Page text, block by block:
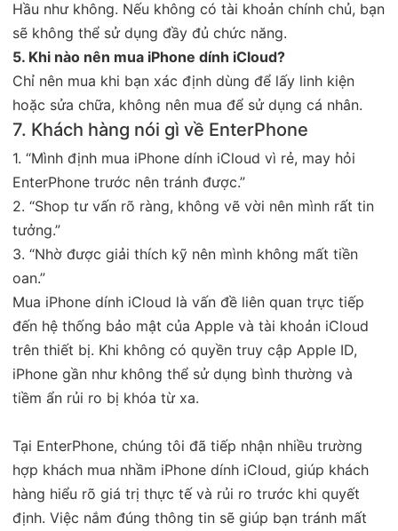
Hầu như không. Nếu không có tài khoản chính chủ, bạn
sẽ không thể sử dụng đầy đủ chức năng.
5. Khi nào nên mua iPhone dính iCloud?
Chỉ nên mua khi bạn xác định dùng để lấy linh kiện
hoặc sửa chữa, không nên mua để sử dụng cá nhân.
7. Khách hàng nói gì về EnterPhone
1. “Mình định mua iPhone dính iCloud vì rẻ, may hỏi
EnterPhone trước nên tránh được.”
2. “Shop tư vấn rõ ràng, không vẽ vời nên mình rất tin
tưởng.”
3. “Nhờ được giải thích kỹ nên mình không mất tiền
oan.”
Mua iPhone dính iCloud là vấn đề liên quan trực tiếp
đến hệ thống bảo mật của Apple và tài khoản iCloud
trên thiết bị. Khi không có quyền truy cập Apple ID,
iPhone gần như không thể sử dụng bình thường và
tiềm ẩn rủi ro bị khóa từ xa.
Tại EnterPhone, chúng tôi đã tiếp nhận nhiều trường
hợp khách mua nhầm iPhone dính iCloud, giúp khách
hàng hiểu rõ giá trị thực tế và rủi ro trước khi quyết
định. Việc nắm đúng thông tin sẽ giúp bạn tránh mất